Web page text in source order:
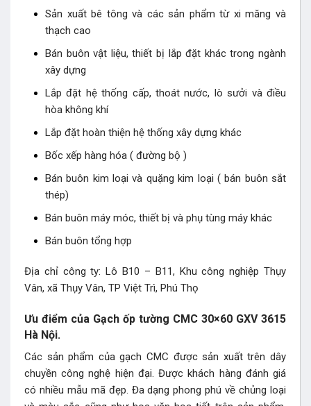
Sản xuất bê tông và các sản phẩm từ xi măng và
thạch cao
Bán buôn vật liệu, thiết bị lắp đặt khác trong ngành
xây dựng
Lắp đặt hệ thống cấp, thoát nước, lò sưởi và điều
hòa không khí
Lắp đặt hoàn thiện hệ thống xây dựng khác
Bốc xếp hàng hóa ( đường bộ )
Bán buôn kim loại và quặng kim loại ( bán buôn sắt
thép)
Bán buôn máy móc, thiết bị và phụ tùng máy khác
Bán buôn tổng hợp
Địa chỉ công ty: Lô B10 – B11, Khu công nghiệp Thụy
Vân, xã Thụy Vân, TP Việt Trì, Phú Thọ
Ưu điểm của Gạch ốp tường CMC 30×60 GXV 3615
Hà Nội.
Các sản phẩm của gạch CMC được sản xuất trên dây
chuyền công nghệ hiện đại. Được khách hàng đánh giá
có nhiều mẫu mã đẹp. Đa dạng phong phú về chủng loại